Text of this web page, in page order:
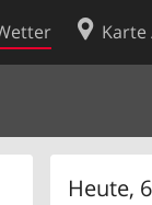
Karte
Heute,